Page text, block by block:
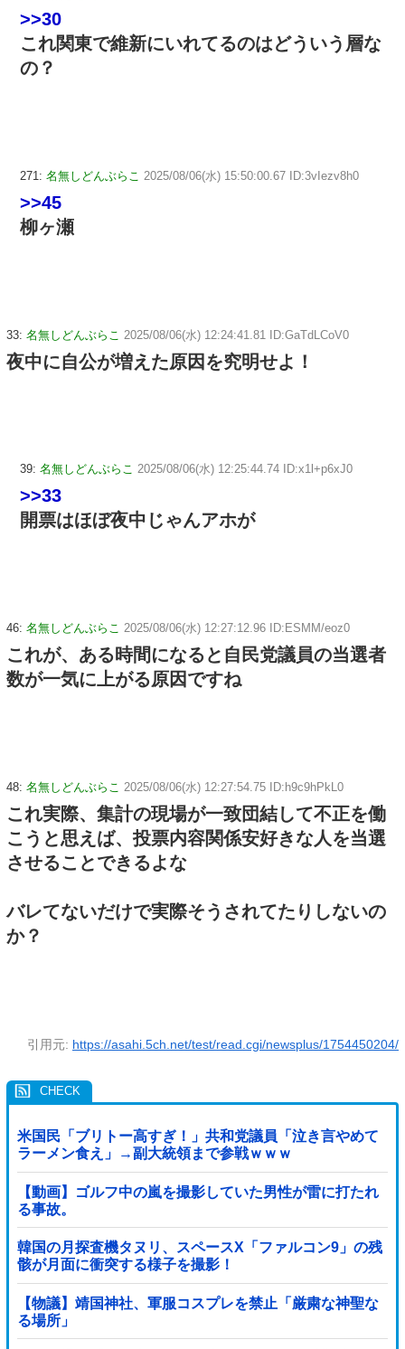
>>30
これ関東で維新にいれてるのはどういう層な
の？
271: 名無しどんぶらこ 2025/08/06(水) 15:50:00.67 ID:3vIezv8h0
>>45
柳ヶ瀬
33: 名無しどんぶらこ 2025/08/06(水) 12:24:41.81 ID:GaTdLCoV0
夜中に自公が増えた原因を究明せよ！
39: 名無しどんぶらこ 2025/08/06(水) 12:25:44.74 ID:x1l+p6xJ0
>>33
開票はほぼ夜中じゃんアホが
46: 名無しどんぶらこ 2025/08/06(水) 12:27:12.96 ID:ESMM/eoz0
これが、ある時間になると自民党議員の当選者
数が一気に上がる原因ですね
48: 名無しどんぶらこ 2025/08/06(水) 12:27:54.75 ID:h9c9hPkL0
これ実際、集計の現場が一致団結して不正を働
こうと思えば、投票内容関係安好きな人を当選
させることできるよな
バレてないだけで実際そうされてたりしないの
か？
引用元: https://asahi.5ch.net/test/read.cgi/newsplus/1754450204/
米国民「ブリトー高すぎ！」共和党議員「泣き言やめて
ラーメン食え」→副大統領まで参戦ｗｗｗ
【動画】ゴルフ中の嵐を撮影していた男性が雷に打たれ
る事故。
韓国の月探査機タヌリ、スペースX「ファルコン9」の残
骸が月面に衝突する様子を撮影！
【物議】靖国神社、軍服コスプレを禁止「厳粛な神聖な
る場所」